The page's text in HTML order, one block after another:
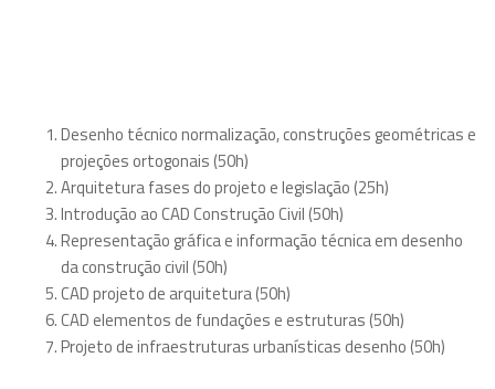
Desenho técnico normalização, construções geométricas e
projeções ortogonais (50h)
Arquitetura fases do projeto e legislação (25h)
Introdução ao CAD Construção Civil (50h)
Representação gráfica e informação técnica em desenho
da construção civil (50h)
CAD projeto de arquitetura (50h)
CAD elementos de fundações e estruturas (50h)
Projeto de infraestruturas urbanísticas desenho (50h)